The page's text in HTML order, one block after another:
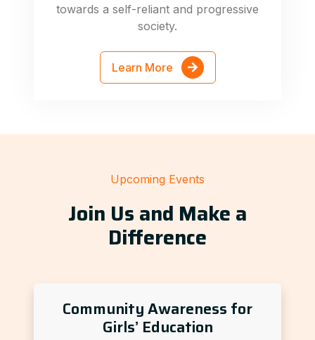
towards a self-reliant and progressive
society.
Learn More
Upcoming Events
Join Us and Make a
Difference
Community Awareness for
Girls’ Education